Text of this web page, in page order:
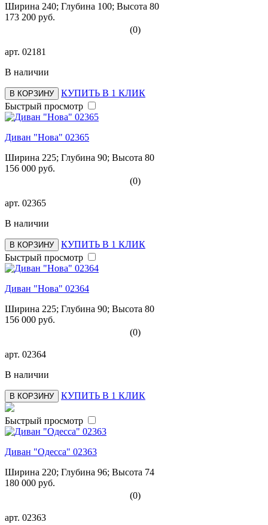
Ширина 240; Глубина 100; Высота 80
173 200 руб.
(0)
арт. 02181
В наличии
В КОРЗИНУ
КУПИТЬ В 1 КЛИК
Быстрый просмотр
Диван "Нова" 02365
Ширина 225; Глубина 90; Высота 80
156 000 руб.
(0)
арт. 02365
В наличии
В КОРЗИНУ
КУПИТЬ В 1 КЛИК
Быстрый просмотр
Диван "Нова" 02364
Ширина 225; Глубина 90; Высота 80
156 000 руб.
(0)
арт. 02364
В наличии
В КОРЗИНУ КУПИТЬ В 1 КЛИК
Быстрый просмотр
Диван "Одесса" 02363
Ширина 220; Глубина 96; Высота 74
180 000 руб.
(0)
арт. 02363